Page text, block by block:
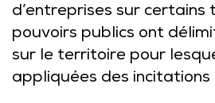
d’entreprises sur certains
pouvoirs publics ont
sur le territoire pour
appliquées des incitations